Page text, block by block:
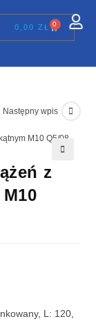
0,00 ZŁ 0
Następny wpis
z
L: 120,